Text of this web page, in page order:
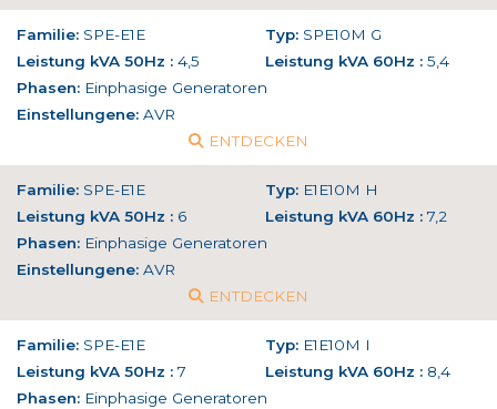
Familie: SPE-E1E Typ: SPE10M G
Leistung kVA 50Hz : 4,5 Leistung kVA 60Hz : 5,4
Phasen: Einphasige Generatoren
Einstellungene: AVR
ENTDECKEN
Familie: SPE-E1E Typ: E1E10M H
Leistung kVA 50Hz : 6 Leistung kVA 60Hz : 7,2
Phasen: Einphasige Generatoren
Einstellungene: AVR
ENTDECKEN
Familie: SPE-E1E Typ: E1E10M I
Leistung kVA 50Hz : 7 Leistung kVA 60Hz : 8,4
Phasen: Einphasige Generatoren